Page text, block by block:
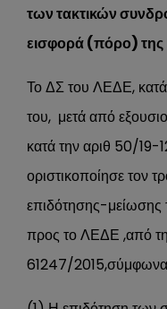
των τακτικών
εισφορά (πόρο)
Το ΔΣ του ΛΕΔΕ,
του, μετά από
κατά την αριθ 50/19-
οριστικοποίησε τον
επιδότησης-μείωσης
προς το ΛΕΔΕ ,από
61247/2015,σύμφωνα